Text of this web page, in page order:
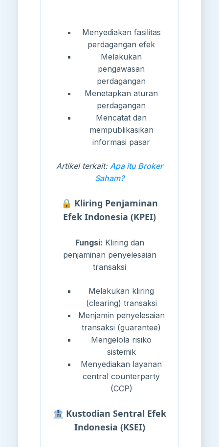
Menyediakan fasilitas
perdagangan efek
Melakukan
pengawasan
perdagangan
Menetapkan aturan
perdagangan
Mencatat dan
mempublikasikan
informasi pasar
Artikel terkait: Apa itu Broker
Saham?
🔒 Kliring Penjaminan
Efek Indonesia (KPEI)
Fungsi: Kliring dan
penjaminan penyelesaian
transaksi
Melakukan kliring
(clearing) transaksi
Menjamin penyelesaian
transaksi (guarantee)
Mengelola risiko
sistemik
Menyediakan layanan
central counterparty
(CCP)
🏦 Kustodian Sentral Efek
Indonesia (KSEI)